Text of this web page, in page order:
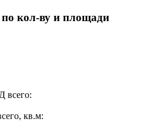
кол-ву и площади
всего:
кв.м: